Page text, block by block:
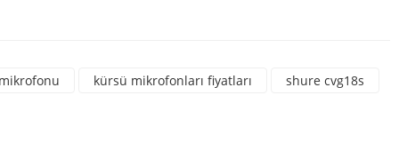
kürsü mikrofonları fiyatları
shure cvg18s